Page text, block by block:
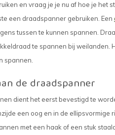
en vraag je je nu af hoe je het
een draadspanner gebruiken. Een
tussen te kunnen spannen.
te spannen bij weilanden.
spannen.
de draadspanner
dient het eerst bevestigd te
een oog en in de
met een haak of een stuk